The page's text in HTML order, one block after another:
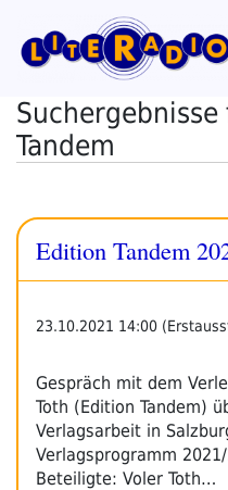
Inhalt
springen
Tandem
Edition Tandem
23.10.2021 14:00
Gespräch mit dem
Toth (Edition Tandem)
Verlagsarbeit in
Verlagsprogramm
Beteiligte: Voler Toth…